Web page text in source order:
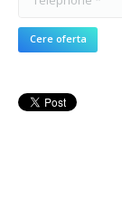
Cere oferta